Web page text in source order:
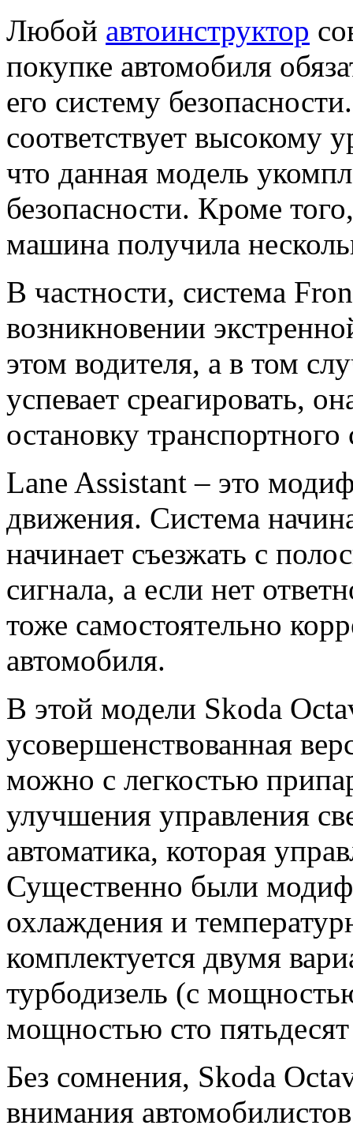
Любой автоинструктор
покупке автомобиля
его систему
соответствует
что данная модель
безопасности. Кроме
машина получила
В частности, система
возникновении
этом водителя, а в том
успевает среагировать,
остановку транспортного
Lane Assistant – это
движения. Система
начинает съезжать с
сигнала, а если нет
тоже самостоятельно
автомобиля.
В этой модели Skoda
усовершенствованная
можно с легкостью
улучшения управления
автоматика, которая
Существенно были
охлаждения и
комплектуется двумя
турбодизель (с
мощностью сто
Без сомнения, Skoda
внимания